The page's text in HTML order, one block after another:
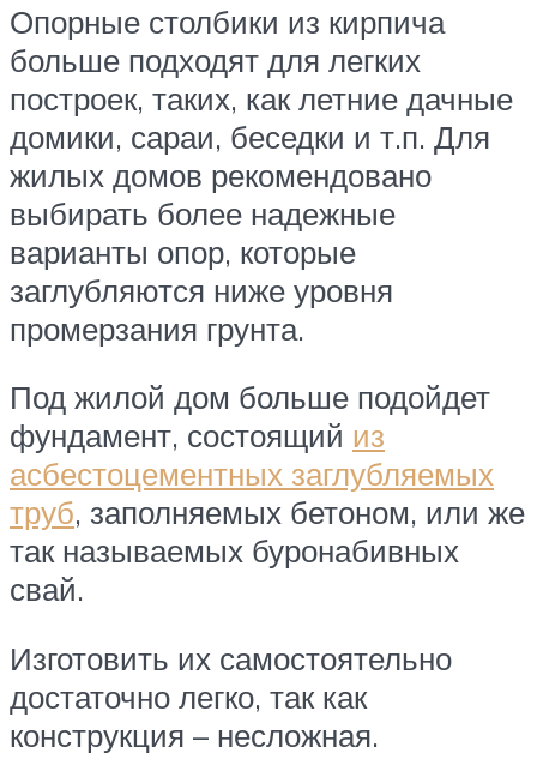
Опорные столбики из кирпича
больше подходят для легких
построек, таких, как летние дачные
домики, сараи, беседки и т.п. Для
жилых домов рекомендовано
выбирать более надежные
варианты опор, которые
заглубляются ниже уровня
промерзания грунта.
Под жилой дом больше подойдет
фундамент, состоящий из
асбестоцементных заглубляемых
труб, заполняемых бетоном, или же
так называемых буронабивных
свай.
Изготовить их самостоятельно
достаточно легко, так как
конструкция – несложная.